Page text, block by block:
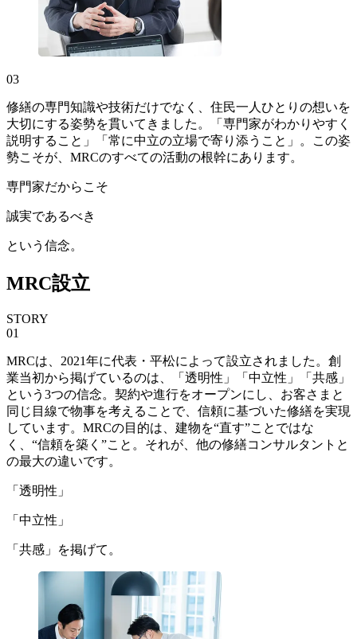
03
修繕の専門知識や技術だけでなく、住民一人ひとりの想いを
大切にする姿勢を貫いてきました。「専門家がわかりやすく
説明すること」「常に中立の立場で寄り添うこと」。この姿
勢こそが、MRCのすべての活動の根幹にあります。
専門家だからこそ
誠実であるべき
という信念。
MRC設立
STORY
01
MRCは、2021年に代表・平松によって設立されました。創
業当初から掲げているのは、「透明性」「中立性」「共感」
という3つの信念。契約や進行をオープンにし、お客さまと
同じ目線で物事を考えることで、信頼に基づいた修繕を実現
しています。MRCの目的は、建物を“直す”ことではな
く、“信頼を築く”こと。それが、他の修繕コンサルタントと
の最大の違いです。
「透明性」
「中立性」
「共感」を掲げて。